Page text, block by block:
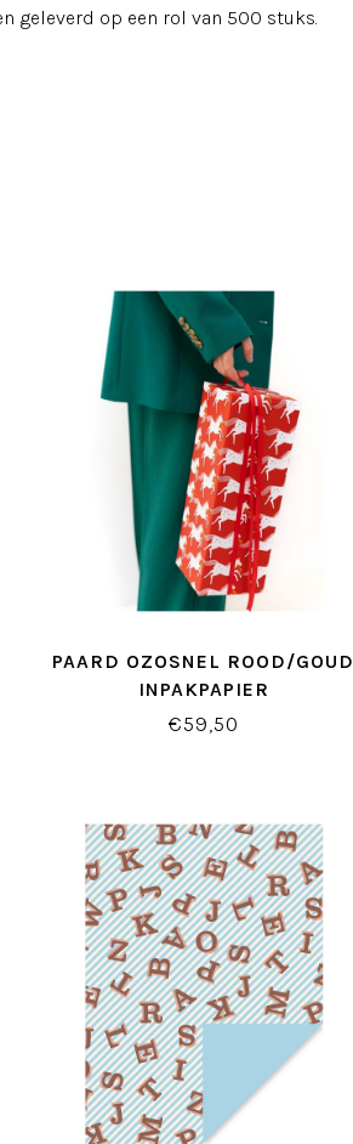
geleverd op een rol van 500 stuks.
PAARD OZOSNEL ROOD/GOUD
INPAKPAPIER
€59,50